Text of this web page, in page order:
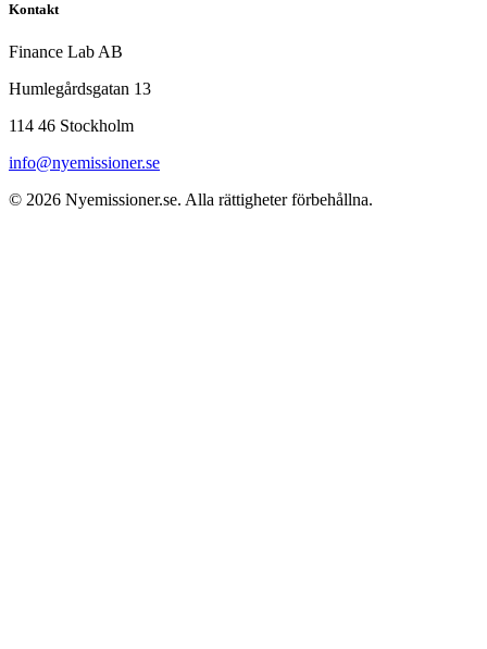
Kontakt
Finance Lab AB
Humlegårdsgatan 13
114 46 Stockholm
info@nyemissioner.se
© 2026 Nyemissioner.se. Alla rättigheter förbehållna.